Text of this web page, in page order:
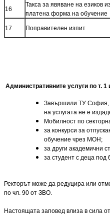
16
Такса за явяване на езиков
платена форма на обучение
17 Поправителен изпит
Административните услуги по т. 1
Завършили ТУ София,
на услугата не е
Мобилност по
за конкурси за
обучение чрез МОН;
за други академични
за студент с деца под
Ректорът може да редуцира или
по чл. 90 от ЗВО.
Настоящата заповед влиза в сила